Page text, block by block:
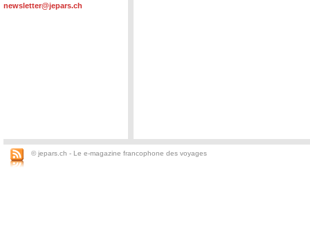
newsletter@jepars.ch
© jepars.ch - Le e-magazine francophone des voyages